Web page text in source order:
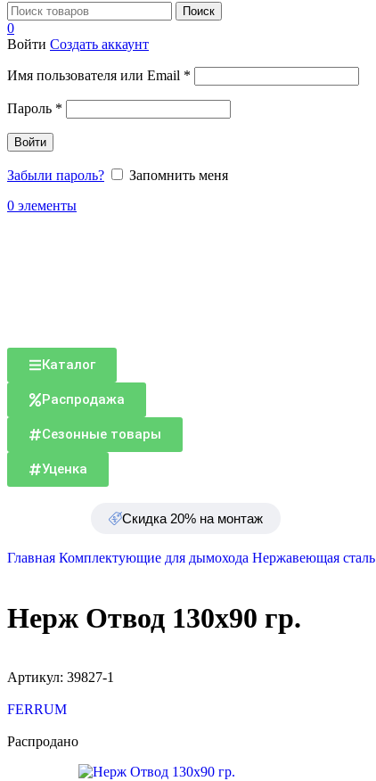
Поиск
0
Войти Создать аккаунт
Имя пользователя или Email *
Пароль *
Войти
Забыли пароль?
Запомнить меня
0 элементы
Каталог
Распродажа
Сезонные товары
Уценка
Скидка 20% на монтаж
Главная Комплектующие для дымохода Нержавеющая сталь
Нерж Отвод 130х90 гр.
Артикул: 39827-1
FERRUM
Распродано